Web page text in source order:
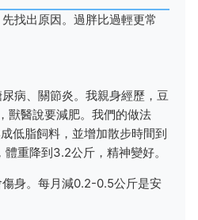
找出原因。過胖比過輕更常
病、關節炎。我親身經歷，豆
獸醫說要減肥。我們的做法
低脂飼料，並增加散步時間到
重降到3.2公斤，精神變好。
身。每月減0.2-0.5公斤是安